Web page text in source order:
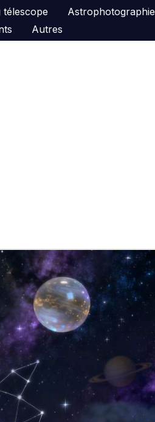
télescope Astrophotographie
Autres